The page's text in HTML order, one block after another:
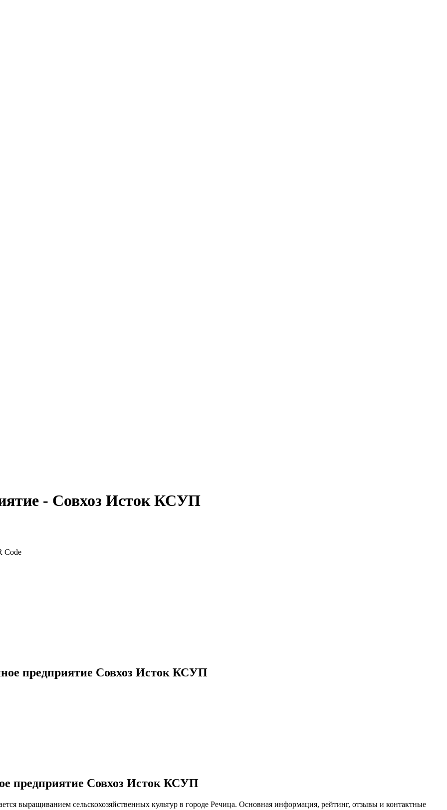
- Совхоз Исток КСУП
предприятие Совхоз Исток КСУП
предприятие Совхоз Исток КСУП
выращиванием сельскохозяйственных культур в городе Речица. Основная информация, рейтинг, отзывы и контактные